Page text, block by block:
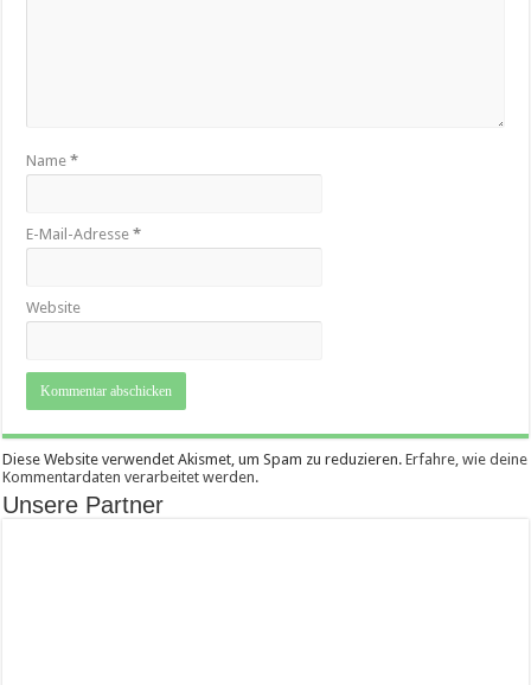
Name*
E-Mail-Adresse*
Website
Diese Website verwendet Akismet, um Spam zu reduzieren.Erfahre, wie deine
Kommentardaten verarbeitet werden.
Unsere Partner